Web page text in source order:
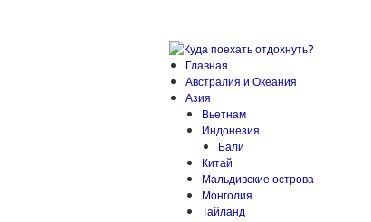
Главная
Австралия и Океания
Азия
Вьетнам
Индонезия
Бали
Китай
Мальдивские острова
Монголия
Тайланд